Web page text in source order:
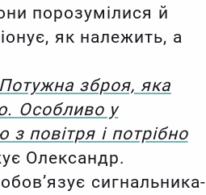
порозумілися й
як належить, а
зброя, яка
Особливо у
повітря і потрібно
Олександр.
сигнальника-